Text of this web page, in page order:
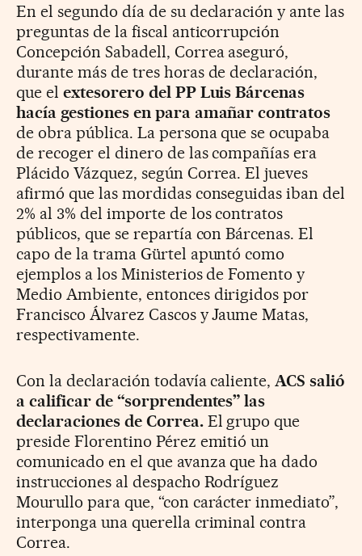
En el segundo día de su declaración y ante las
preguntas de la fiscal anticorrupción
Concepción Sabadell, Correa aseguró,
durante más de tres horas de declaración,
que el extesorero del PP Luis Bárcenas
hacía gestiones en para amañar contratos
de obra pública. La persona que se ocupaba
de recoger el dinero de las compañías era
Plácido Vázquez, según Correa. El jueves
afirmó que las mordidas conseguidas iban del
2% al 3% del importe de los contratos
públicos, que se repartía con Bárcenas. El
capo de la trama Gürtel apuntó como
ejemplos a los Ministerios de Fomento y
Medio Ambiente, entonces dirigidos por
Francisco Álvarez Cascos y Jaume Matas,
respectivamente.
Con la declaración todavía caliente, ACS salió
a calificar de “sorprendentes” las
declaraciones de Correa.El grupo que
preside Florentino Pérez emitió un
comunicado en el que avanza que ha dado
instrucciones al despacho Rodríguez
Mourullo para que, “con carácter inmediato”,
interponga una querella criminal contra
Correa.